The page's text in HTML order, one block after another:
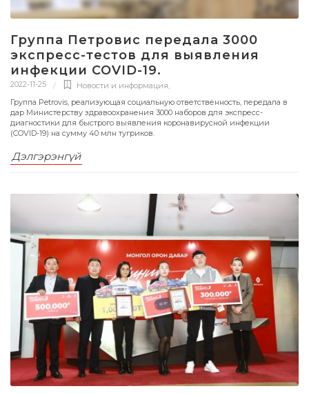
Группа Петровис передала 3000
экспресс-тестов для выявления
инфекции COVID-19.
2022-11-25 Новости и информация,
Группа Petrovis, реализующая социальную ответственность, передала в
дар Министерству здравоохранения 3000 наборов для экспресс-
диагностики для быстрого выявления коронавирусной инфекции
(COVID-19) на сумму 40 млн тугриков.
Дэлгэрэнгүй